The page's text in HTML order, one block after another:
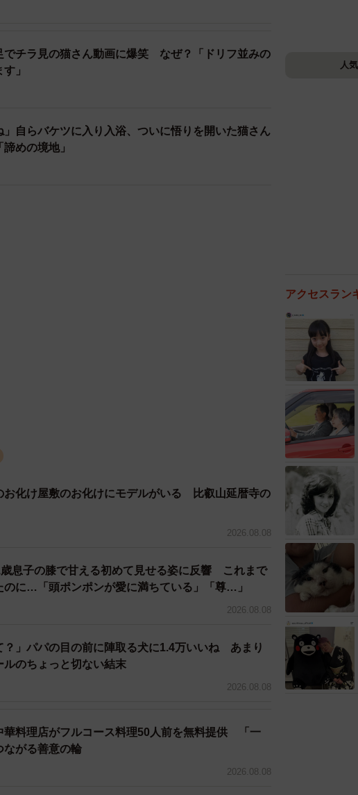
すね。それにしても二足歩行するなんてアクティブ
大好きなんです！ 特に猫じゃらしを見ると、うれし
チラ見の猫さん動画に爆笑 なぜ？「ドリフ並みの
」
」自らバケツに入り入浴、ついに悟りを開いた猫さん
めの境地」
お化け屋敷のお化けにモデルがいる 比叡山延暦寺の
2026.08.08
息子の膝で甘える初めて見せる姿に反響 これまで
のに…「頭ポンポンが愛に満ちている」「尊…」
2026.08.08
？」パパの目の前に陣取る犬に1.4万いいね あまり
ルのちょっと切ない結末
2026.08.08
華料理店がフルコース料理50人前を無料提供 「一
ながる善意の輪
2026.08.08
人
アクセスラン